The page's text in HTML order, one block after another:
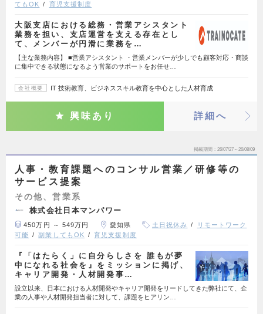
てもOK
育児支援制度
大阪支店における総務・営業アシスタント
業務を担い、支店運営を支える存在とし
て、メンバーが円滑に業務を…
【主な業務内容】 ■営業アシスタント ・営業メンバーが少しでも顧客対応・商談
に集中できる状態になるよう営業のサポートをお任せ…
会社概要 IT 技術教育、ビジネススキル教育を中心とした人材育成
興味あり 詳細へ
掲載期間 26/07/27～26/08/09
人事・教育課題へのコンサル営業／研修等の
サービス提案
その他、営業系
株式会社日本マンパワー
450万円 ～ 549万円 愛知県 土日祝休み
リモートワーク
可能
副業してもOK 育児支援制度
『「はたらく」に自分らしさを 誰もが夢
中になれる社会を』をミッションに掲げ、
キャリア開発・人材開発事…
設立以来、日本における人材開発やキャリア開発をリードしてきた弊社にて、企
業の人事や人材開発担当者に対して、課題をヒアリン…